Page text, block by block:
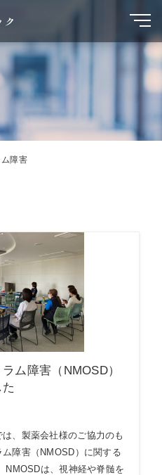
障害
ム障害（NMOSD）
、製薬会社様のご協力のも
障害（NMOSD）に関する
NMOSDは、視神経や脊髄を